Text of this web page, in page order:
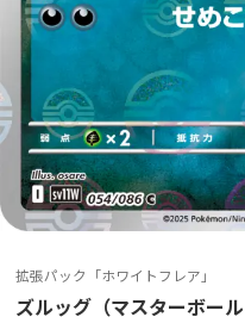
拡張パック「ホワイトフレア」
ズルッグ（マスターボー